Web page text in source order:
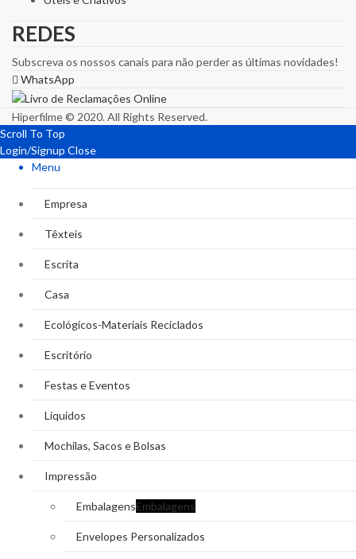
REDES
Subscreva os nossos canais para não perder as últimas novidades!
WhatsApp
Hiperfilme © 2020. All Rights Reserved.
Scroll To Top
Login/Signup Close
Menu
Empresa
Têxteis
Escrita
Casa
Ecológicos-Materiais Reciclados
Escritório
Festas e Eventos
Líquidos
Mochilas, Sacos e Bolsas
Impressão
EmbalagensEmbalagens
Envelopes Personalizados